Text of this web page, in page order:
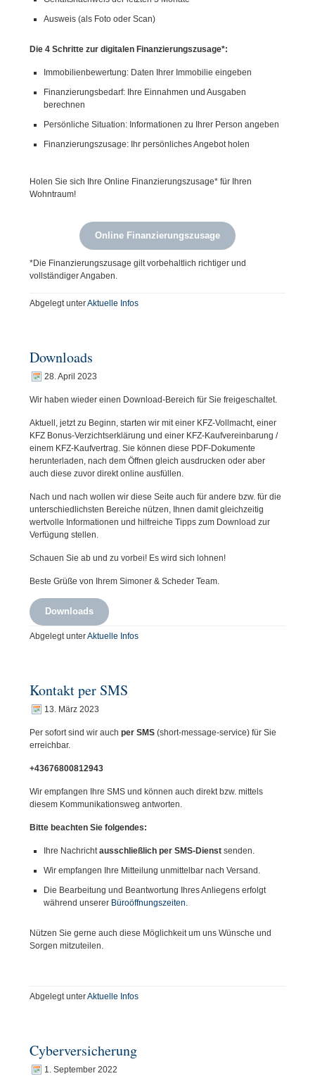
Ausweis (als Foto oder Scan)
Die 4 Schritte zur digitalen Finanzierungszusage*:
Immobilienbewertung: Daten Ihrer Immobilie eingeben
Finanzierungsbedarf: Ihre Einnahmen und Ausgaben
berechnen
Persönliche Situation: Informationen zu Ihrer Person angeben
Finanzierungszusage: Ihr persönliches Angebot holen
Holen Sie sich Ihre Online Finanzierungszusage* für Ihren
Wohntraum!
Online Finanzierungszusage
*Die Finanzierungszusage gilt vorbehaltlich richtiger und
vollständiger Angaben.
Abgelegt unterAktuelle Infos
Downloads
28. April 2023
Wir haben wieder einen Download-Bereich für Sie freigeschaltet.
Aktuell, jetzt zu Beginn, starten wir mit einer KFZ-Vollmacht, einer
KFZ Bonus-Verzichtserklärung und einer KFZ-Kaufvereinbarung /
einem KFZ-Kaufvertrag. Sie können diese PDF-Dokumente
herunterladen, nach dem Öffnen gleich ausdrucken oder aber
auch diese zuvor direkt online ausfüllen.
Nach und nach wollen wir diese Seite auch für andere bzw. für die
unterschiedlichsten Bereiche nützen, Ihnen damit gleichzeitig
wertvolle Informationen und hilfreiche Tipps zum Download zur
Verfügung stellen.
Schauen Sie ab und zu vorbei! Es wird sich lohnen!
Beste Grüße von Ihrem Simoner & Scheder Team.
Downloads
Abgelegt unterAktuelle Infos
Kontakt per SMS
13. März 2023
Per sofort sind wir auch per SMS (short-message-service) für Sie
erreichbar.
+43676800812943
Wir empfangen Ihre SMS und können auch direkt bzw. mittels
diesem Kommunikationsweg antworten.
Bitte beachten Sie folgendes:
Ihre Nachrichtausschließlich per SMS-Dienst senden.
Wir empfangen Ihre Mitteilung unmittelbar nach Versand.
Die Bearbeitung und Beantwortung Ihres Anliegens erfolgt
während unserer Büroöffnungszeiten.
Nützen Sie gerne auch diese Möglichkeit um uns Wünsche und
Sorgen mitzuteilen.
Abgelegt unterAktuelle Infos
Cyberversicherung
1. September 2022